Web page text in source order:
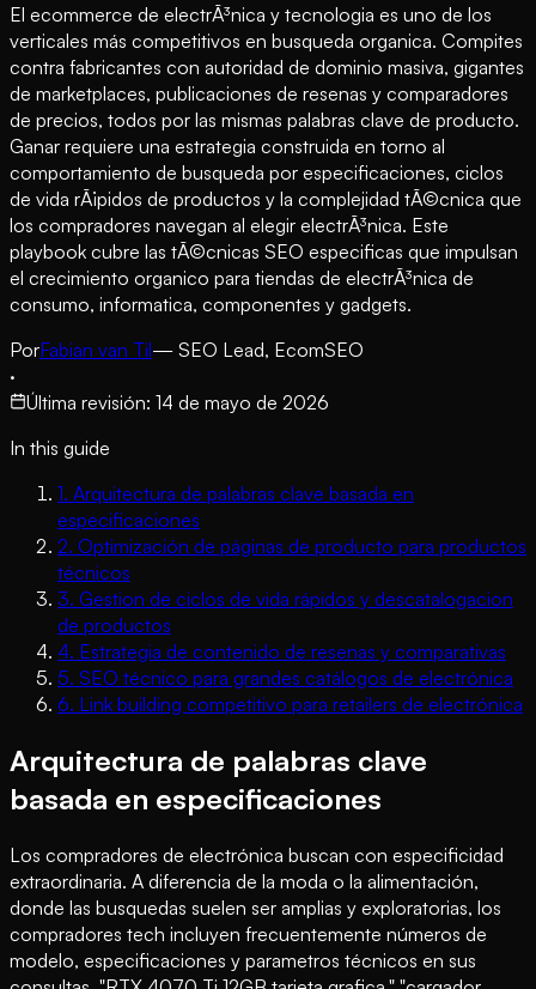
El ecommerce de electrÃ³nica y tecnologia es uno de los
verticales más competitivos en busqueda organica. Compites
contra fabricantes con autoridad de dominio masiva, gigantes
de marketplaces, publicaciones de resenas y comparadores
de precios, todos por las mismas palabras clave de producto.
Ganar requiere una estrategia construida en torno al
comportamiento de busqueda por especificaciones, ciclos
de vida rÃ¡pidos de productos y la complejidad tÃ©cnica que
los compradores navegan al elegir electrÃ³nica. Este
playbook cubre las tÃ©cnicas SEO especificas que impulsan
el crecimiento organico para tiendas de electrÃ³nica de
consumo, informatica, componentes y gadgets.
PorFabian van Til— SEO Lead, EcomSEO
·
Última revisión: 14 de mayo de 2026
In this guide
1. Arquitectura de palabras clave basada en
especificaciones
2. Optimización de páginas de producto para productos
técnicos
3. Gestion de ciclos de vida rápidos y descatalogacion
de productos
4. Estrategia de contenido de resenas y comparativas
5. SEO técnico para grandes catálogos de electrónica
6. Link building competitivo para retailers de electrónica
Arquitectura de palabras clave
basada en especificaciones
Los compradores de electrónica buscan con especificidad
extraordinaria. A diferencia de la moda o la alimentación,
donde las busquedas suelen ser amplias y exploratorias, los
compradores tech incluyen frecuentemente números de
modelo, especificaciones y parametros técnicos en sus